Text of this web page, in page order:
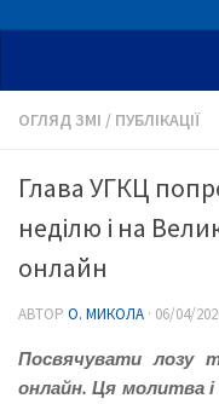
ОГЛЯД ЗМІ / ПУБЛІКАЦІЇ
Глава УГКЦ
неділю і на
онлайн
АВТОР О. МИКОЛА · 06/04/
Посвячувати лозу
онлайн. Ця молитва